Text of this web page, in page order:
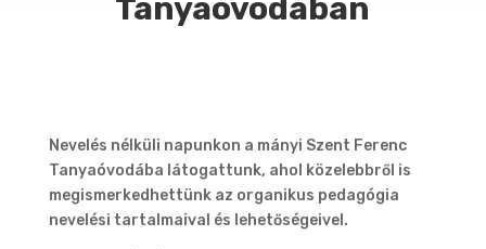
Tanyaóvodában
Nevelés nélküli napunkon a mányi Szent Ferenc
Tanyaóvodába látogattunk, ahol közelebbről is
megismerkedhettünk az organikus pedagógia
nevelési tartalmaival és lehetőségeivel.